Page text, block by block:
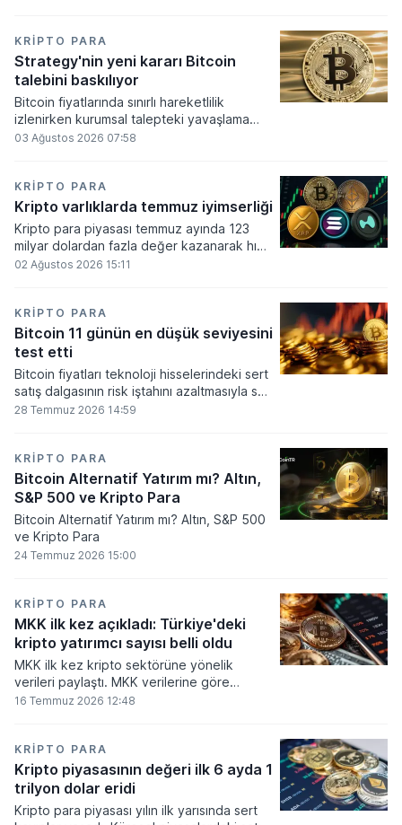
elde edilen dijital paraların belirli şartlar
altında dolaşımına ve menkul kıymet
alımlarında kullanılmasına olanak sağlanıyor.
KRIPTO PARA
Strategy'nin yeni kararı Bitcoin
talebini baskılıyor
Bitcoin fiyatlarında sınırlı hareketlilik
izlenirken kurumsal talepteki yavaşlama
piyasa dinamiklerini etkiliyor. ABD Merkez
çalışmalarındaki belirsizliklerle baskı altında
kalmaya devam ediyor.
03 Ağustos 2026 07:58
KRIPTO PARA
Kripto varlıklarda temmuz iyimserliği
Kripto para piyasası temmuz ayında 123
milyar dolardan fazla değer kazanarak hızlı
bir toparlanma sürecine girdi. Bitcoin ve
2 trilyon 159 milyar 780 milyon dolar
seviyesine ulaştı.
02 Ağustos 2026 15:11
KRIPTO PARA
Bitcoin 11 günün en düşük seviyesini
test etti
Bitcoin fiyatları teknoloji hisselerindeki sert
satış dalgasının risk iştahını azaltmasıyla son
11 günün en düşük seviyesine indi.
28 Temmuz 2026 14:59
KRIPTO PARA
Bitcoin Alternatif Yatırım mı? Altın,
S&P 500 ve Kripto Para
Bitcoin Alternatif Yatırım mı? Altın, S&P 500
ve Kripto Para
24 Temmuz 2026 15:00
KRIPTO PARA
MKK ilk kez açıkladı: Türkiye'deki
kripto yatırımcı sayısı belli oldu
MKK ilk kez kripto sektörüne yönelik
verileri paylaştı. MKK verilerine göre
platformlarda bugüne kadar 5,6 milyon
olarak belirlendi.
16 Temmuz 2026 12:48
KRIPTO PARA
Kripto piyasasının değeri ilk 6 ayda 1
trilyon dolar eridi
Kripto para piyasası yılın ilk yarısında sert